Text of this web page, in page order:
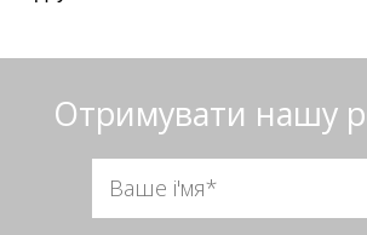
Отримувати нашу